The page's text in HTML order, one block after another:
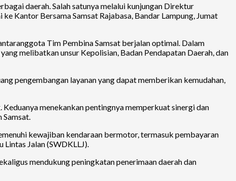
daerah. Salah satunya melalui kunjungan Direktur
Kantor Bersama Samsat Rajabasa, Bandar Lampung, Jumat
Tim Pembina Samsat berjalan optimal. Dalam
melibatkan unsur Kepolisian, Badan Pendapatan Daerah, dan
pengembangan layanan yang dapat memberikan kemudahan,
menekankan pentingnya memperkuat sinergi dan
kewajiban kendaraan bermotor, termasuk pembayaran
Jalan (SWDKLLJ).
mendukung peningkatan penerimaan daerah dan